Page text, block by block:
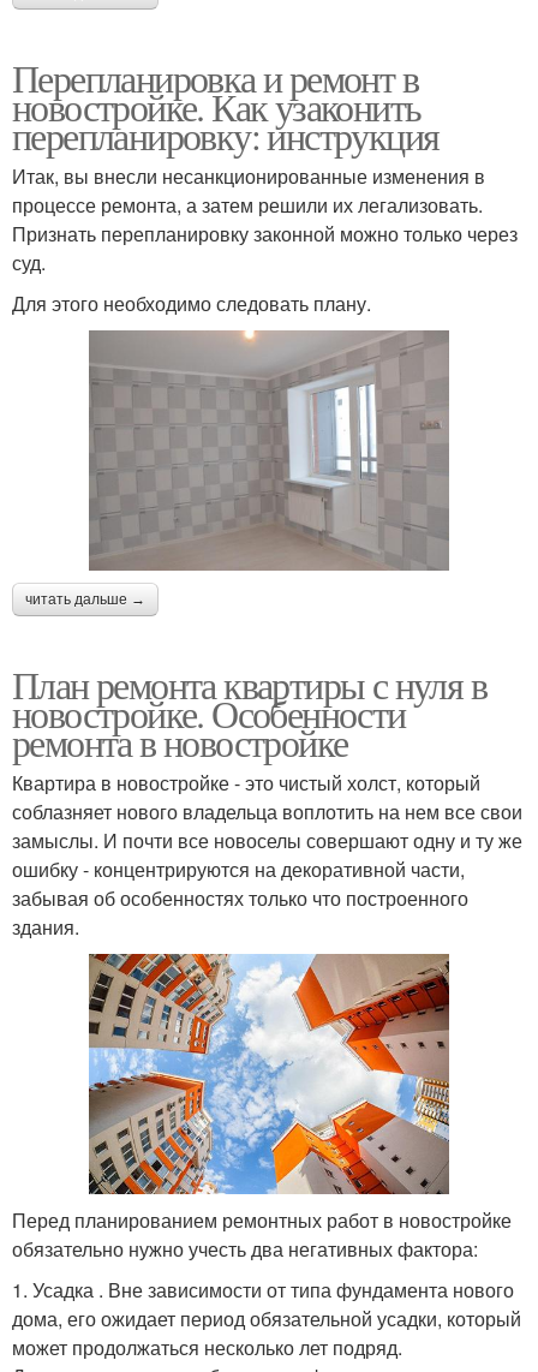
Перепланировка и ремонт в
новостройке. Как узаконить
перепланировку: инструкция
Итак, вы внесли несанкционированные изменения в
процессе ремонта, а затем решили их легализовать.
Признать перепланировку законной можно только через
суд.
Для этого необходимо следовать плану.
читать дальше →
План ремонта квартиры с нуля в
новостройке. Особенности
ремонта в новостройке
Квартира в новостройке - это чистый холст, который
соблазняет нового владельца воплотить на нем все свои
замыслы. И почти все новоселы совершают одну и ту же
ошибку - концентрируются на декоративной части,
забывая об особенностях только что построенного
здания.
Перед планированием ремонтных работ в новостройке
обязательно нужно учесть два негативных фактора:
1. Усадка . Вне зависимости от типа фундамента нового
дома, его ожидает период обязательной усадки, который
может продолжаться несколько лет подряд.